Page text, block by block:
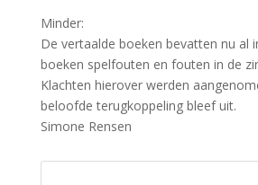
Minder:
De vertaalde boeken bevatten nu al
boeken spelfouten en fouten in de
Klachten hierover werden
beloofde terugkoppeling bleef uit.
Simone Rensen